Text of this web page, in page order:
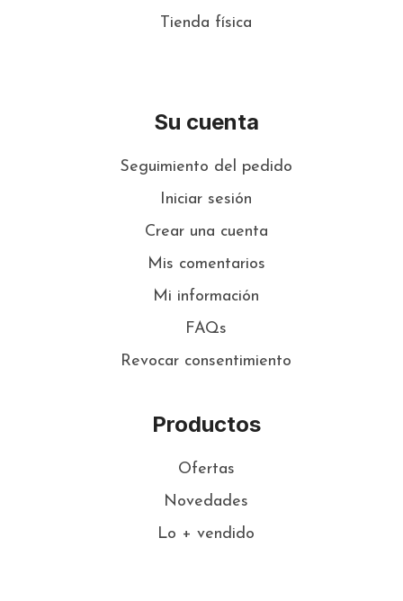
Tienda física
Su cuenta
Seguimiento del pedido
Iniciar sesión
Crear una cuenta
Mis comentarios
Mi información
FAQs
Revocar consentimiento
Productos
Ofertas
Novedades
Lo + vendido